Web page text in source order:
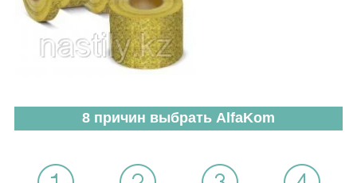
8 причин выбрать AlfaKom